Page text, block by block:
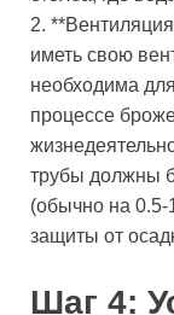
2.
иметь свою
необходима
процессе
трубы должны
(обычно на
защиты от
Шаг 4: